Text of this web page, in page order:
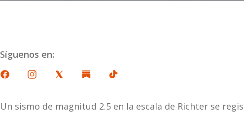
Síguenos en:
Un sismo de magnitud 2.5 en la escala de Richter se